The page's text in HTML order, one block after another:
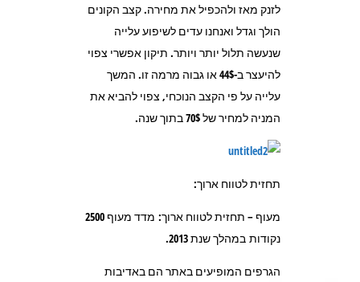
לזנק מאז ולהכפיל את מחירה. קצב הקונים
הולך וגדל ואנחנו עדים לשיפוע עלייה
שנעשה תלול יותר ויותר. תיקון אפשרי צפוי
להיעצר ב-44$ או גבוה מרמה זו. המשך
עלייה על פי הקצב הנוכחי, צפוי להביא את
המניה למחיר של 70$ בתוך שנה.
תחזית לטווח ארוך:
מעוף – תחזית לטווח ארוך: מדד מעוף 2500
נקודות במהלך שנת 2013.
הגרפים המופיעים באתר הם באדיבות